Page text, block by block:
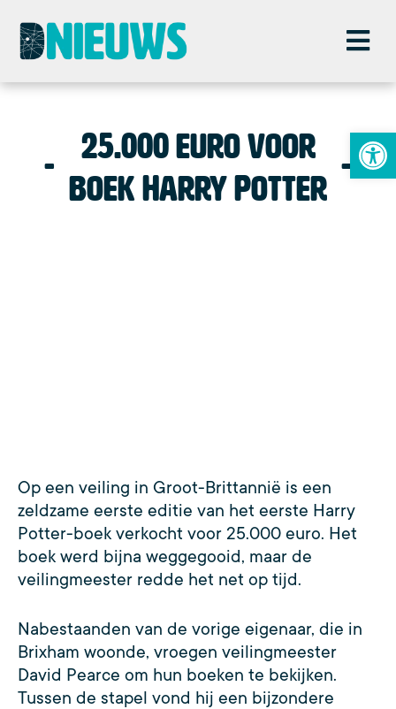
25.000 euro voor
boek Harry Potter
Op een veiling in Groot-Brittannië is een
zeldzame eerste editie van het eerste Harry
Potter-boek verkocht voor 25.000 euro. Het
boek werd bijna weggegooid, maar de
veilingmeester redde het net op tijd.
Nabestaanden van de vorige eigenaar, die in
Brixham woonde, vroegen veilingmeester
David Pearce om hun boeken te bekijken.
Tussen de stapel vond hij een bijzondere